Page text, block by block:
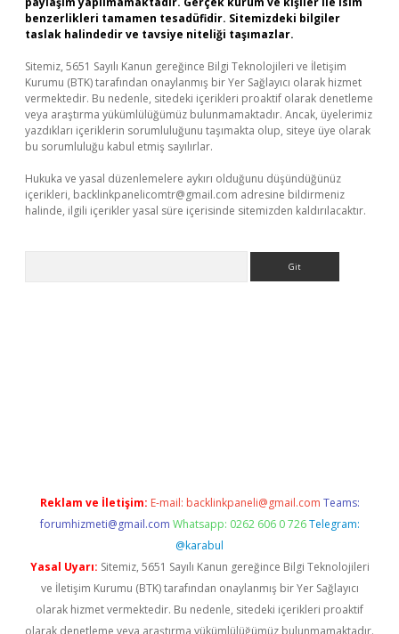
benzerlikleri tamamen tesadüfidir. Sitemizdeki bilgiler
taslak halindedir ve tavsiye niteliği taşımazlar.
Sitemiz, 5651 Sayılı Kanun gereğince Bilgi Teknolojileri ve İletişim
Kurumu (BTK) tarafından onaylanmış bir Yer Sağlayıcı olarak hizmet
vermektedir. Bu nedenle, sitedeki içerikleri proaktif olarak denetleme
veya araştırma yükümlülüğümüz bulunmamaktadır. Ancak, üyelerimiz
yazdıkları içeriklerin sorumluluğunu taşımakta olup, siteye üye olarak
bu sorumluluğu kabul etmiş sayılırlar.
Hukuka ve yasal düzenlemelere aykırı olduğunu düşündüğünüz
içerikleri, backlinkpanelicomtr@gmail.com adresine bildirmeniz
halinde, ilgili içerikler yasal süre içerisinde sitemizden kaldırılacaktır.
Reklam ve İletişim: E-mail: backlinkpaneli@gmail.com Teams:
forumhizmeti@gmail.com Whatsapp: 0262 606 0 726 Telegram:
@karabul
Yasal Uyarı: Sitemiz, 5651 Sayılı Kanun gereğince Bilgi Teknolojileri
ve İletişim Kurumu (BTK) tarafından onaylanmış bir Yer Sağlayıcı
olarak hizmet vermektedir. Bu nedenle, sitedeki içerikleri proaktif
olarak denetleme veya araştırma yükümlülüğümüz bulunmamaktadır.